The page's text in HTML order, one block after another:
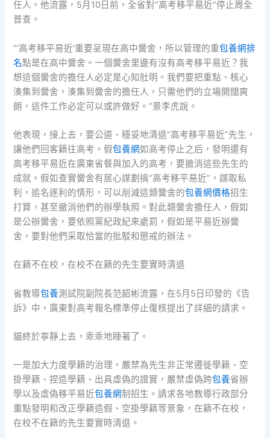
任人。他流露，5月10日前，全省對“高考移平易近”停止周全
普查。
“‘高考移平易近’重要呈現在高中黌舍，所以管理的重包養網排
名點是在高中黌舍。一個黌舍里邊有沒有高考移平易近？我
想這個黌舍的擔任人必定是心知肚明。我們要把重點、核心
湊集到黌舍，湊集到黌舍的擔任人，只需他們的立場開闊爽
朗，這件工作必定可以或許做好。”景李虎說。
他表現，接上去，要公道、穩妥地清退“高考移平易近”先生，
讓他們回客籍往高考。假包養網如高考停止之后，發明還有
高考移平易近在廣東省餐與加入的高考，要撤消這些先生的
成就。假如查實黌舍有居心謀劃搞“高考移平易近”，謀取私
利，追名逐利的情形，可以削減這類黌舍的包養網價格招生
打算，甚至撤消他們的辦學執照。對此類黌舍擔任人，假如
是公辦黌舍，要依照黨紀政紀來處罰，假如是平易近辦黌
舍，要對他們采取恰當的批駁和懲戒的辦法。
在籍不在校，在校不在籍的先生要實時清退
省教導包養測試院副院長范韶彬流露，在5月5日印發的《告
訴》中，廣東對高考報名標準停止復核提出了詳細的請求。
貓終於寧靜上去，乖乖地睡著了。
一是加大力度學籍的治理，嚴禁為先生非正常遷徙學籍、空
掛學籍、捏造學籍、出具虛偽的證實，嚴禁虛偽跨包養省辦
學以及虛偽移平易近包養網制招生。請求各地教導行政部分
重點發明和改正學籍造假、空掛學籍等景象，在籍不在校，
在校不在籍的先生要實時清退。